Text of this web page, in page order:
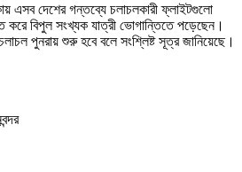
এসব দেশের গন্তব্যে চলাচলকারী ফ্লাইটগুলো
করে বিপুল সংখ্যক যাত্রী ভোগান্তিতে পড়েছেন।
পুনরায় শুরু হবে বলে সংশ্লিষ্ট সূত্র জানিয়েছে।